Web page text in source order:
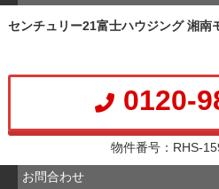
センチュリー21富士ハウジング 湘南
0120-
物件番号：RHS-
お問合わせ